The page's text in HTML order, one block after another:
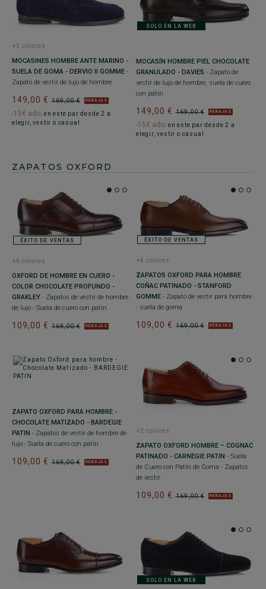
+3 colores
MOCASINES HOMBRE ANTE MARINO -
SUELA DE GOMA - DERVIO II GOMME -
Zapato de vestir de lujo de hombre
169,00 €
149,00 € REBAJAS
-15€ adic en este par desde 2 a
elegir, vestir o casual
SOLO EN LA WEB
MOCASÍN HOMBRE PIEL CHOCOLATE
GRANULADO - DAVIES - Zapato de
vestir de lujo de hombre, suela de cuero
con patín
169,00 €
149,00 € REBAJAS
-15€ adic en este par desde 2 a
elegir, vestir o casual
ZAPATOS OXFORD
ÉXITO DE VENTAS
+6 colores
OXFORD DE HOMBRE EN CUERO -
COLOR CHOCOLATE PROFUNDO -
GRAKLEY - Zapatos de vestir de hombre
de lujo - Suela de cuero con patín
169,00 €
109,00 € REBAJAS
ÉXITO DE VENTAS
+4 colores
ZAPATOS OXFORD PARA HOMBRE
COÑAC PATINADO - STANFORD
GOMME - Zapato de vestir para hombre
- suela de goma
169,00 €
109,00 € REBAJAS
ZAPATO OXFORD PARA HOMBRE -
CHOCOLATE MATIZADO - BARDEGIE
PATIN - Zapatos de vestir de hombre de
lujo - Suela de cuero con patín
169,00 €
109,00 € REBAJAS
+2 colores
ZAPATO OXFORD HOMBRE – COGNAC
PATINADO - CARNEGIE PATIN - Suela
de Cuero con Patín de Goma - Zapatos
de vestir
169,00 €
109,00 € REBAJAS
SOLO EN LA WEB